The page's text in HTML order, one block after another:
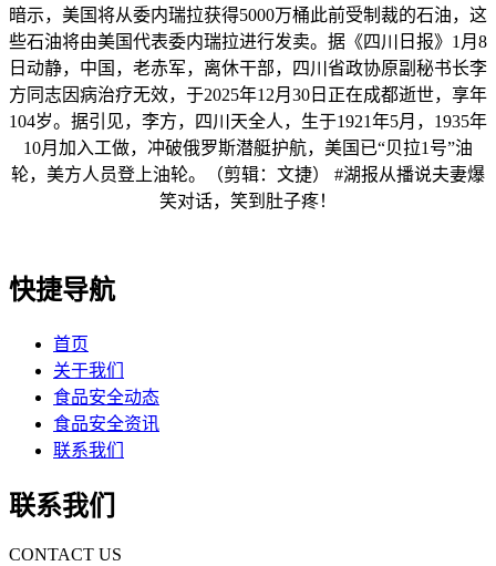
暗示，美国将从委内瑞拉获得5000万桶此前受制裁的石油，这
些石油将由美国代表委内瑞拉进行发卖。据《四川日报》1月8
日动静，中国，老赤军，离休干部，四川省政协原副秘书长李
方同志因病治疗无效，于2025年12月30日正在成都逝世，享年
104岁。据引见，李方，四川天全人，生于1921年5月，1935年
10月加入工做，冲破俄罗斯潜艇护航，美国已“贝拉1号”油
轮，美方人员登上油轮。（剪辑：文捷） #湖报从播说夫妻爆
笑对话，笑到肚子疼！
快捷导航
首页
关于我们
食品安全动态
食品安全资讯
联系我们
联系我们
CONTACT US